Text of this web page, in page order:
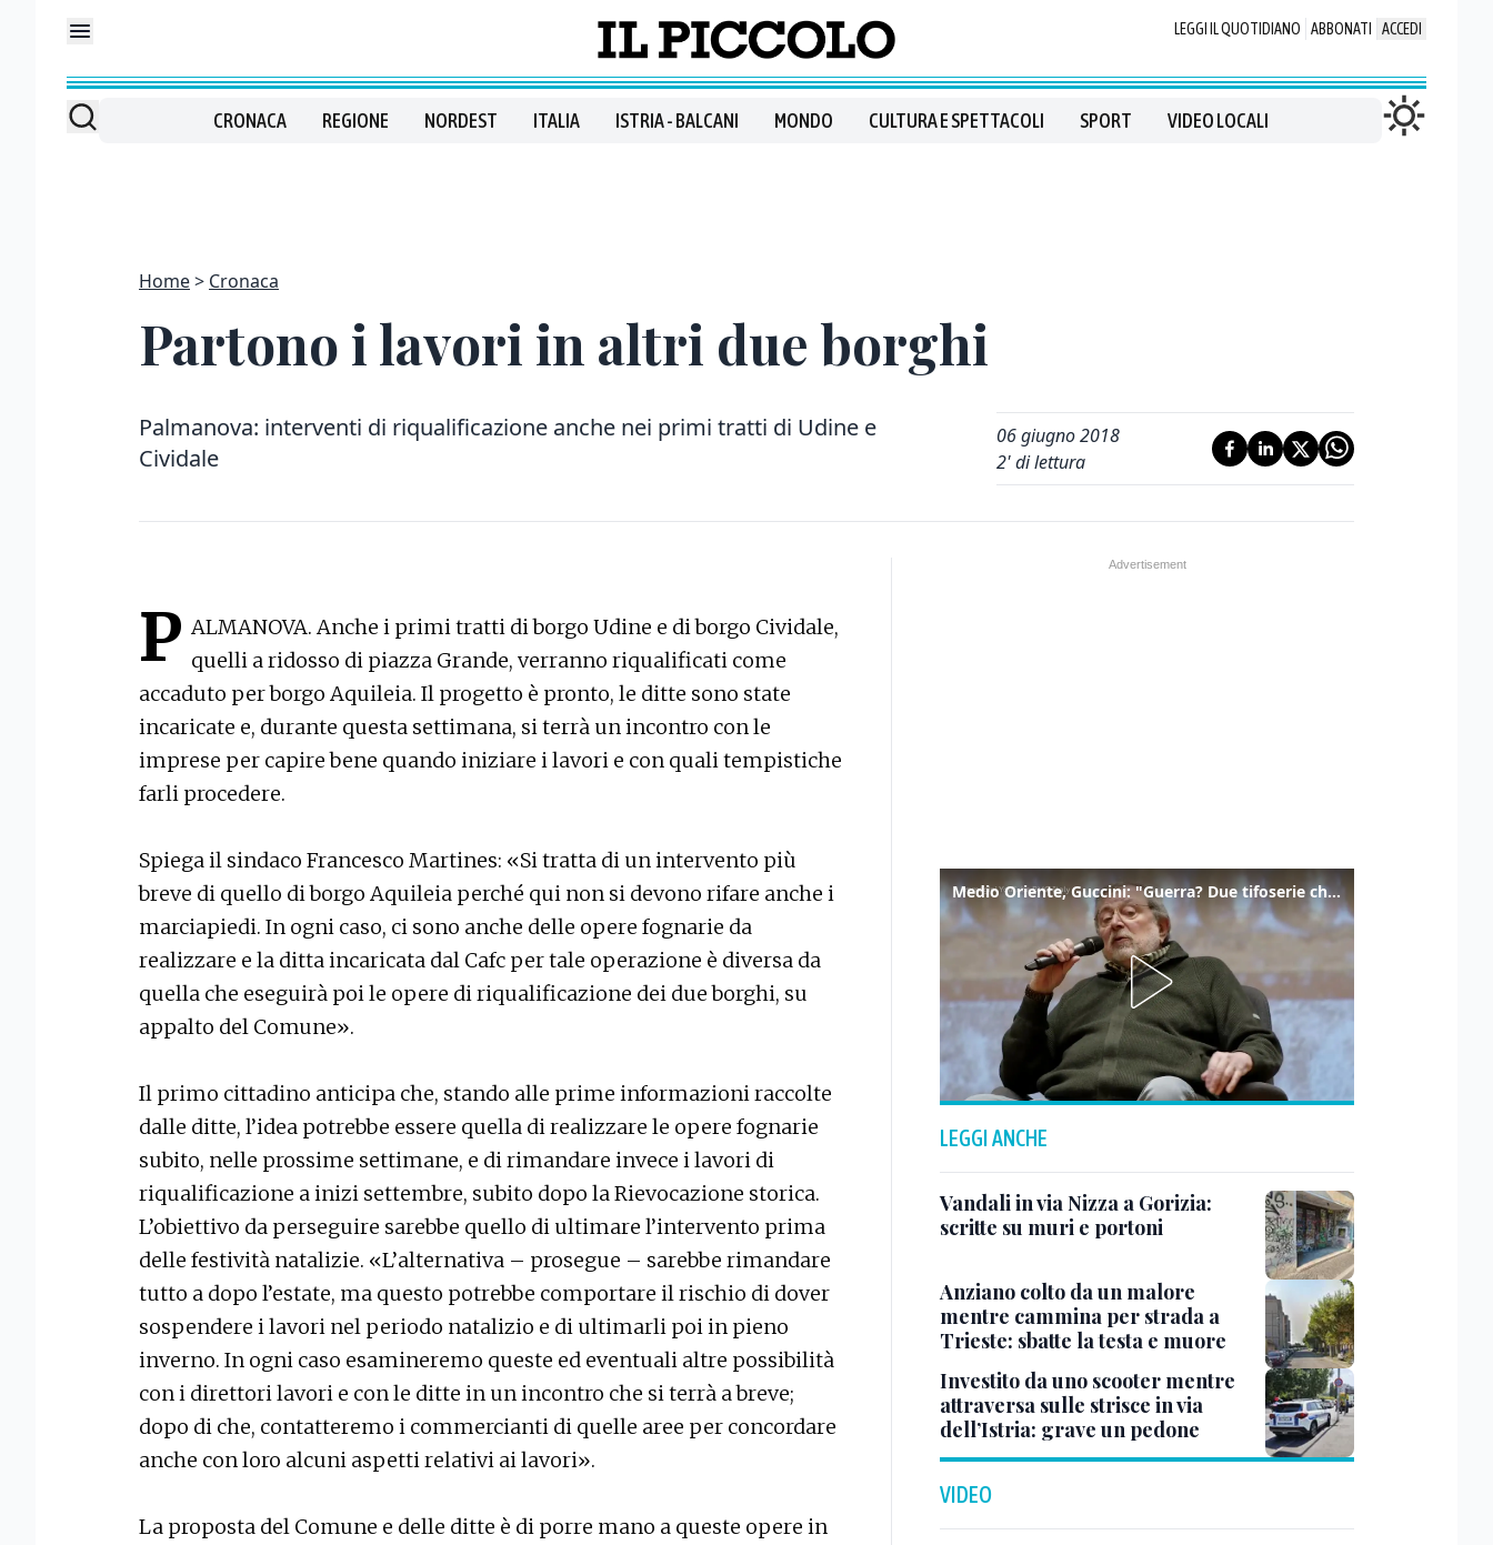
LEGGI IL QUOTIDIANO ABBONATI ACCEDI
CRONACA REGIONE NORDEST ITALIA ISTRIA - BALCANI MONDO CULTURA E SPETTACOLI SPORT VIDEO LOCALI
Home Cronaca
Partono i lavori in altri due borghi
Palmanova: interventi di riqualificazione anche nei primi tratti di Udine e
Cividale
06 giugno 2018
2' di lettura
P ALMANOVA. Anche i primi tratti di borgo Udine e di borgo Cividale,
quelli a ridosso di piazza Grande, verranno riqualificati come
accaduto per borgo Aquileia. Il progetto è pronto, le ditte sono state
incaricate e, durante questa settimana, si terrà un incontro con le
imprese per capire bene quando iniziare i lavori e con quali tempistiche
farli procedere.
Spiega il sindaco Francesco Martines: «Si tratta di un intervento più
breve di quello di borgo Aquileia perché qui non si devono rifare anche i
marciapiedi. In ogni caso, ci sono anche delle opere fognarie da
realizzare e la ditta incaricata dal Cafc per tale operazione è diversa da
quella che eseguirà poi le opere di riqualificazione dei due borghi, su
appalto del Comune».
Il primo cittadino anticipa che, stando alle prime informazioni raccolte
dalle ditte, l’idea potrebbe essere quella di realizzare le opere fognarie
subito, nelle prossime settimane, e di rimandare invece i lavori di
riqualificazione a inizi settembre, subito dopo la Rievocazione storica.
L’obiettivo da perseguire sarebbe quello di ultimare l’intervento prima
delle festività natalizie. «L’alternativa – prosegue – sarebbe rimandare
tutto a dopo l’estate, ma questo potrebbe comportare il rischio di dover
sospendere i lavori nel periodo natalizio e di ultimarli poi in pieno
inverno. In ogni caso esamineremo queste ed eventuali altre possibilità
con i direttori lavori e con le ditte in un incontro che si terrà a breve;
dopo di che, contatteremo i commercianti di quelle aree per concordare
anche con loro alcuni aspetti relativi ai lavori».
La proposta del Comune e delle ditte è di porre mano a queste opere in
Medio Oriente, Guccini: "Guerra? Due tifoserie che si urlano contro e dimenticano vittime"
LEGGI ANCHE
Vandali in via Nizza a Gorizia:
scritte su muri e portoni
Anziano colto da un malore
mentre cammina per strada a
Trieste: sbatte la testa e muore
Investito da uno scooter mentre
attraversa sulle strisce in via
dell’Istria: grave un pedone
VIDEO